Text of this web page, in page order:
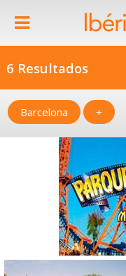
6 Resultados
Barcelona +